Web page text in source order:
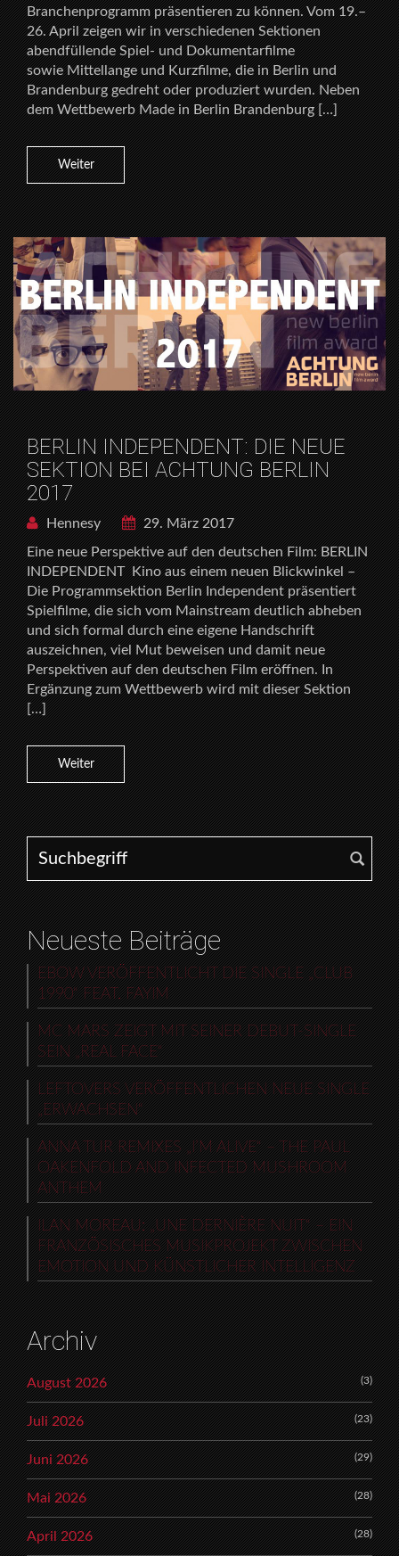
Branchenprogramm präsentieren zu können. Vom 19.–
26. April zeigen wir in verschiedenen Sektionen
abendfüllende Spiel- und Dokumentarfilme
sowie Mittellange und Kurzfilme, die in Berlin und
Brandenburg gedreht oder produziert wurden. Neben
dem Wettbewerb Made in Berlin Brandenburg […]
Weiter
BERLIN INDEPENDENT: DIE NEUE
SEKTION BEI ACHTUNG BERLIN
2017
Hennesy
29. März 2017
Eine neue Perspektive auf den deutschen Film: BERLIN
INDEPENDENT Kino aus einem neuen Blickwinkel –
Die Programmsektion Berlin Independent präsentiert
Spielfilme, die sich vom Mainstream deutlich abheben
und sich formal durch eine eigene Handschrift
auszeichnen, viel Mut beweisen und damit neue
Perspektiven auf den deutschen Film eröffnen. In
Ergänzung zum Wettbewerb wird mit dieser Sektion
[…]
Weiter
Search for:
Neueste Beiträge
EBOW VERÖFFENTLICHT DIE SINGLE „CLUB
1990“ FEAT. FAYIM
MC MARS ZEIGT MIT SEINER DEBUT-SINGLE
SEIN „REAL FACE“
LEFTOVERS VERÖFFENTLICHEN NEUE SINGLE
„ERWACHSEN“
ANNA TUR REMIXES „I’M ALIVE“ – THE PAUL
OAKENFOLD AND INFECTED MUSHROOM
ANTHEM
ILAN MOREAU: „UNE DERNIÈRE NUIT“ – EIN
FRANZÖSISCHES MUSIKPROJEKT ZWISCHEN
EMOTION UND KÜNSTLICHER INTELLIGENZ
Archiv
August 2026 (3)
Juli 2026 (23)
Juni 2026 (29)
Mai 2026 (28)
April 2026 (28)